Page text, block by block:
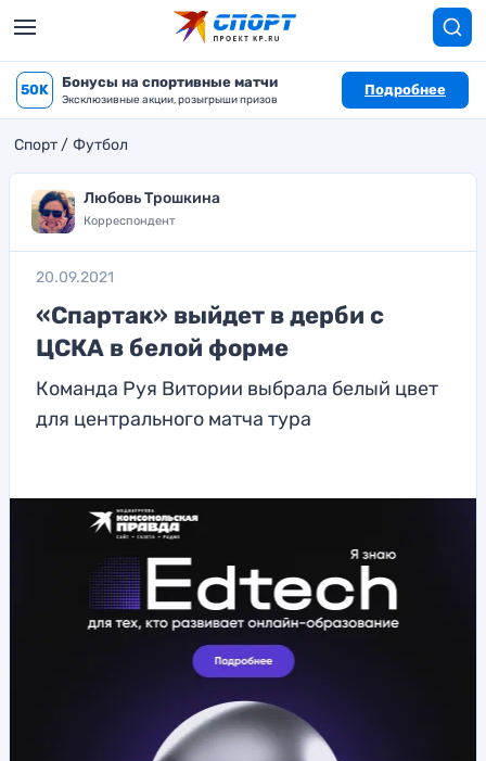
50K Бонусы на спортивные матчи
Эксклюзивные акции, розыгрыши призов
Подробнее
Спорт Футбол
Любовь Трошкина
Корреспондент
20.09.2021
«Спартак» выйдет в дерби с
ЦСКА в белой форме
Команда Руя Витории выбрала белый цвет
для центрального матча тура